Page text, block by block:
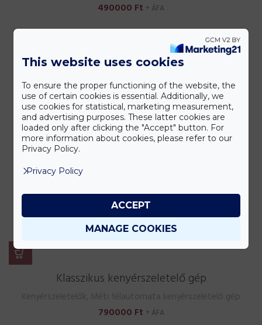
490000 Ft + ÁFA
Klasszikus kenyérszeletelő gép
790000 Ft + ÁFA
This website uses cookies
To ensure the proper functioning of the website, the
use of certain cookies is essential. Additionally, we
use cookies for statistical, marketing measurement,
and advertising purposes. These latter cookies are
loaded only after clicking the "Accept" button. For
more information about cookies, please refer to our
Privacy Policy.
Privacy Policy
MANAGE COOKIES
ACCEPT